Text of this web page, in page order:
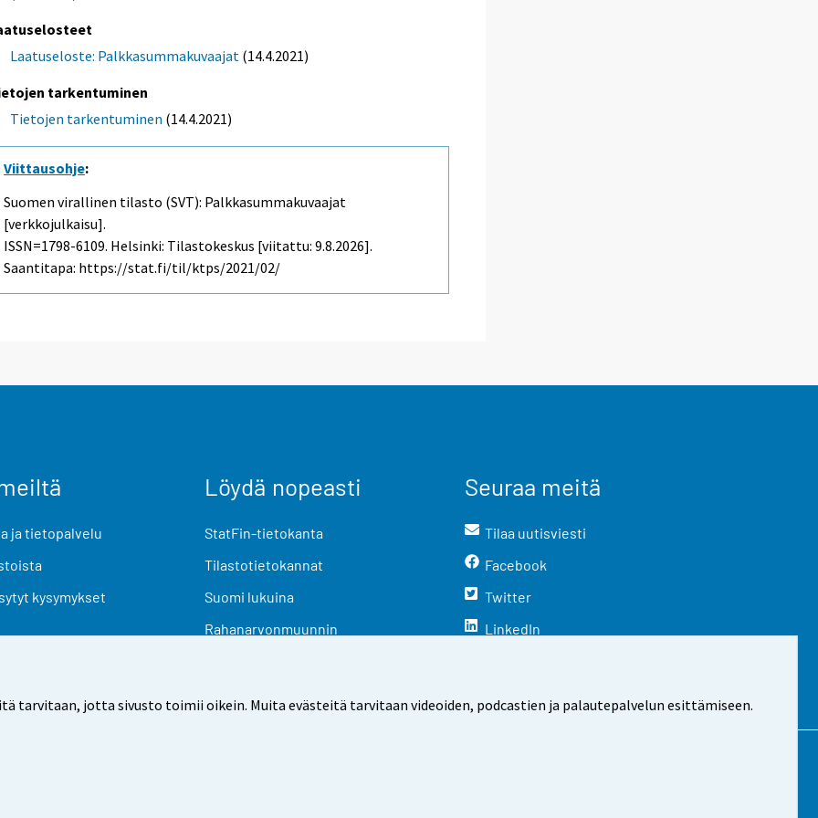
tarvitaan, jotta sivusto toimii oikein. Muita evästeitä tarvitaan videoiden, podcastien ja palautepalvelun esittämiseen.
Laatuseloste: Palkkasummakuvaajat (14.4.2021)
tarkentuminen
Tietojen tarkentuminen (14.4.2021)
Viittausohje:
Suomen virallinen tilasto (SVT): Palkkasummakuvaajat
[verkkojulkaisu].
ISSN=1798-6109. Helsinki: Tilastokeskus [viitattu: 9.8.2026].
Saantitapa: https://stat.fi/til/ktps/2021/02/
ja tietopalvelu
kysymykset
Löydä nopeasti
StatFin-tietokanta
Tilastotietokannat
Suomi lukuina
Rahanarvonmuunnin
Seuraa meitä
Tilaa uutisviesti
Facebook
Twitter
LinkedIn